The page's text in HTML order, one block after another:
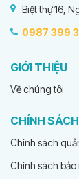
Biệt thự 16,
0987 399
GIỚI THIỆU
Về chúng tôi
CHÍNH SÁCH
Chính sách
Chính sách bảo